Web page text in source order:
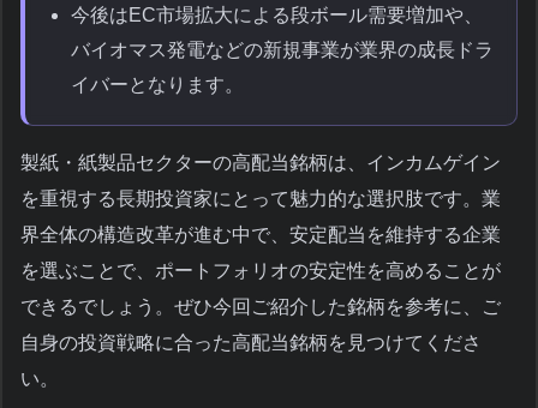
今後はEC市場拡大による段ボール需要増加や、
バイオマス発電などの新規事業が業界の成長ドラ
イバーとなります。
製紙・紙製品セクターの高配当銘柄は、インカムゲイン
を重視する長期投資家にとって魅力的な選択肢です。業
界全体の構造改革が進む中で、安定配当を維持する企業
を選ぶことで、ポートフォリオの安定性を高めることが
できるでしょう。ぜひ今回ご紹介した銘柄を参考に、ご
自身の投資戦略に合った高配当銘柄を見つけてくださ
い。